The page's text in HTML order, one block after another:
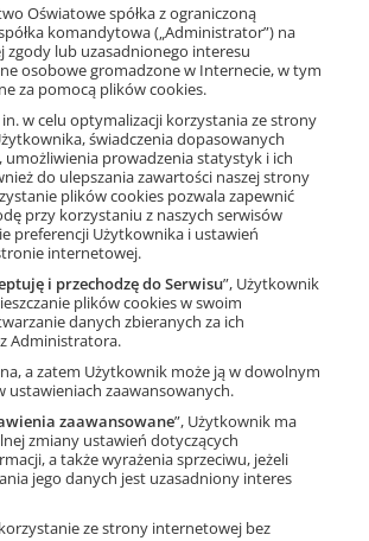
Zobacz fragment książki
z ćwiczeniami ortograficznymi? To nie
tylko komisarz Grzegorz Przypadek na
nim nieuchwytny plakacista, który
szanowanych obywateli Cesarzowic.
wzywa posiłki – sławnego profesora
Hieronima Żabczyńskiego. Czy razem
mieszkańców?
uczniowie klas 5–8, którzy sięgną po
zobaczą, że nauka ortografii może być
Każdy rozdział jest poświęcony innemu
(np. pisowni wyrazów z „h” i
lub gramatycznemu (np. odmianie przez
trzema zagadkami. Dodatkowo
pozostawione w co trudniejszych
wszystkich zadań i ćwiczeń
książki.
używa plików cookies.
Akceptuję
Dowiedz się więcej
Oświatowe spółka z ograniczoną
komandytowa („Administrator”) na
zgody lub uzasadnionego interesu
osobowe gromadzone w Internecie, w tym
za pomocą plików cookies.
w celu optymalizacji korzystania ze strony
świadczenia dopasowanych
umożliwienia prowadzenia statystyk i ich
do ulepszania zawartości naszej strony
plików cookies pozwala zapewnić
przy korzystaniu z naszych serwisów
preferencji Użytkownika i ustawień
internetowej.
i przechodzę do Serwisu”, Użytkownik
plików cookies w swoim
danych zbieranych za ich
Administratora.
a zatem Użytkownik może ją w dowolnym
ustawieniach zaawansowanych.
zaawansowane”, Użytkownik ma
zmiany ustawień dotyczących
a także wyrażenia sprzeciwu, jeżeli
jego danych jest uzasadniony interes
ze strony internetowej bez